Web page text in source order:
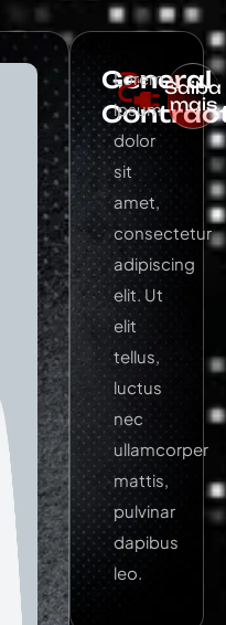
General
Lorem
ipsum
dolor
sit
amet,
consectetur
adipiscing
elit. Ut
elit
tellus,
luctus
nec
ullamcorper
mattis,
pulvinar
dapibus
leo.
Saiba
mais